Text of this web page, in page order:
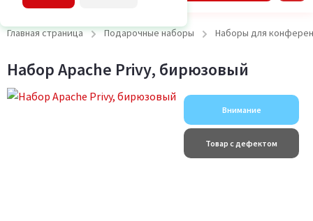
Главная страница Подарочные наборы Наборы для
Набор Apache Privy, бирюзовый
Внимание
Товар с дефектом